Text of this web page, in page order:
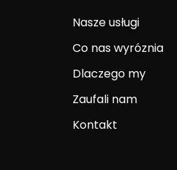
Nasze usługi
Co nas wyróznia
Dlaczego my
Zaufali nam
Kontakt